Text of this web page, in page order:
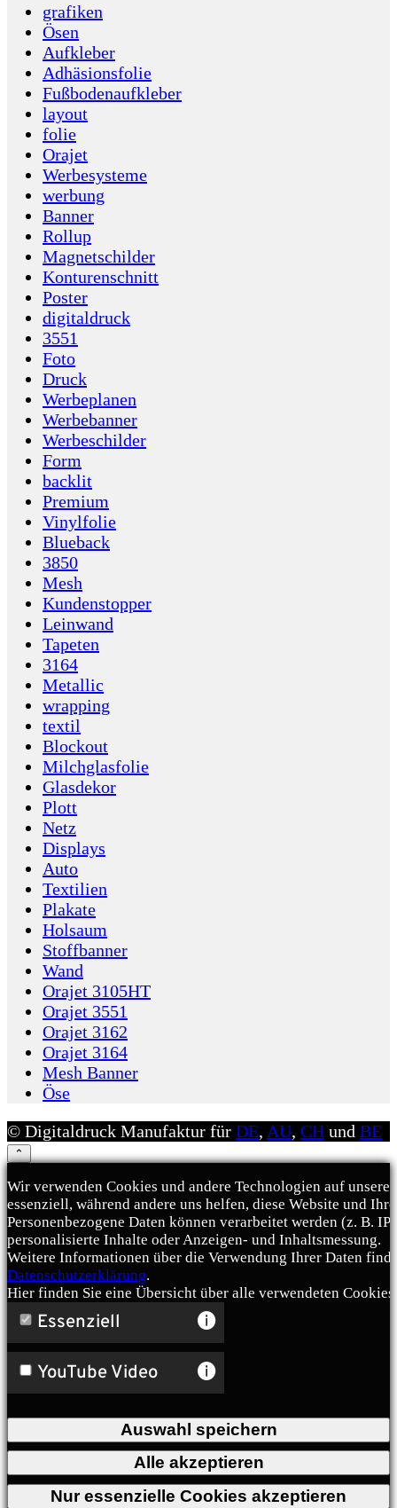
grafiken
Ösen
Aufkleber
Adhäsionsfolie
Fußbodenaufkleber
layout
folie
Orajet
Werbesysteme
werbung
Banner
Rollup
Magnetschilder
Konturenschnitt
Poster
digitaldruck
3551
Foto
Druck
Werbeplanen
Werbebanner
Werbeschilder
Form
backlit
Premium
Vinylfolie
Blueback
3850
Mesh
Kundenstopper
Leinwand
Tapeten
3164
Metallic
wrapping
textil
Blockout
Milchglasfolie
Glasdekor
Plott
Netz
Displays
Auto
Textilien
Plakate
Holsaum
Stoffbanner
Wand
Orajet 3105HT
Orajet 3551
Orajet 3162
Orajet 3164
Mesh Banner
Öse
© Digitaldruck Manufaktur für DE, AU, CH und BE
⌃
Wir verwenden Cookies und andere Technologien auf
essenziell, während andere uns helfen, diese Website und
Personenbezogene Daten können verarbeitet werden (z. B.
personalisierte Inhalte oder Anzeigen- und Inhaltsmessung.
Weitere Informationen über die Verwendung Ihrer Daten
Datenschutzerklärung.
Hier finden Sie eine Übersicht über alle verwendeten Cookies.
Essenziell
YouTube Video
Auswahl speichern
Alle akzeptieren
Nur essenzielle Cookies akzeptieren